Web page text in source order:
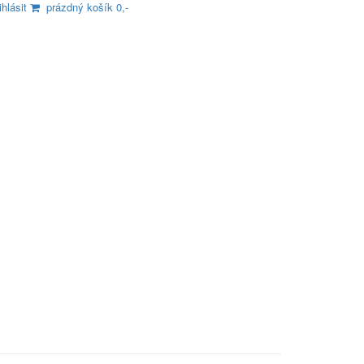
prázdný košík 0,-